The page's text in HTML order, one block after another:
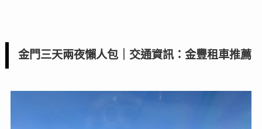
金門三天兩夜懶人包｜交通資訊：金豐租車推薦